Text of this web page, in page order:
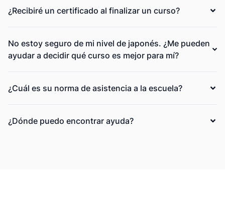
¿Recibiré un certificado al finalizar un curso?
No estoy seguro de mi nivel de japonés. ¿Me pueden
ayudar a decidir qué curso es mejor para mí?
¿Cuál es su norma de asistencia a la escuela?
¿Dónde puedo encontrar ayuda?